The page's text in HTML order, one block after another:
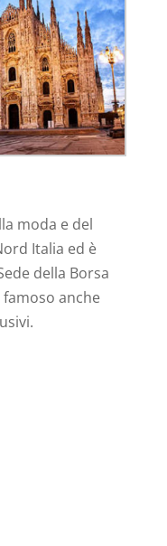
moda e del
Italia ed è
della Borsa
anche